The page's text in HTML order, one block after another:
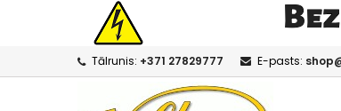
Tālrunis: +371 27829777 E-pasts: